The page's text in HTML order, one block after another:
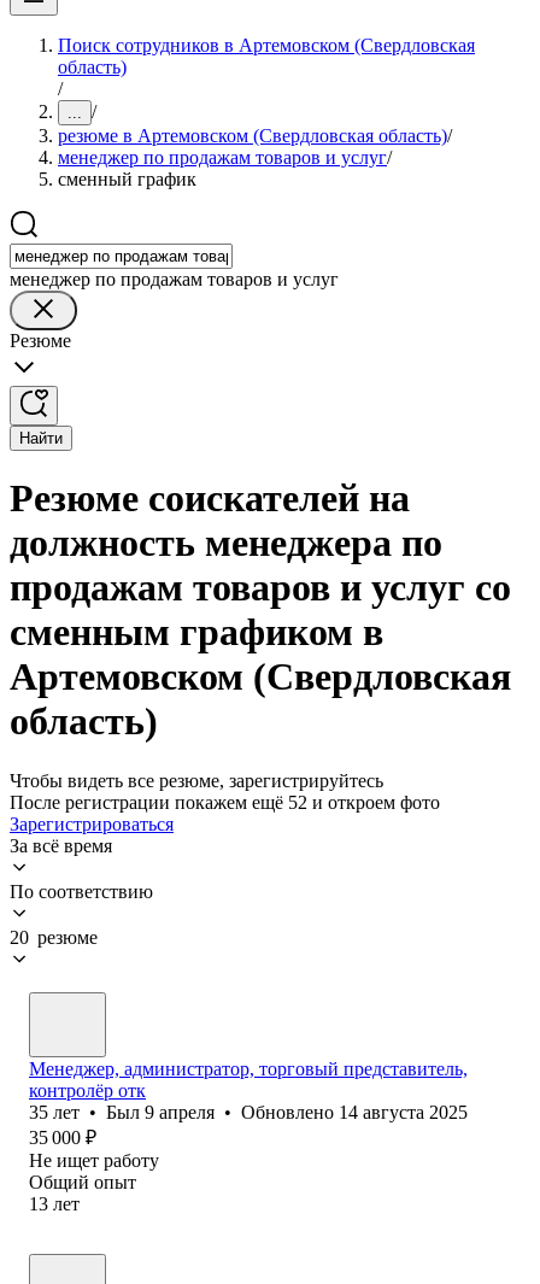
Поиск сотрудников в Артемовском (Свердловская
область)
/
... /
резюме в Артемовском (Свердловская область)/
менеджер по продажам товаров и услуг/
сменный график
менеджер по продажам товаров и услуг
Резюме
Найти
Резюме соискателей на
должность менеджера по
продажам товаров и услуг со
сменным графиком в
Артемовском (Свердловская
область)
Чтобы видеть все резюме, зарегистрируйтесь
После регистрации покажем ещё 52 и откроем фото
Зарегистрироваться
За всё время
По соответствию
20 резюме
Менеджер, администратор, торговый представитель,
контролёр отк
35 лет • Был 9 апреля • Обновлено 14 августа 2025
35 000 ₽
Не ищет работу
Общий опыт
13 лет